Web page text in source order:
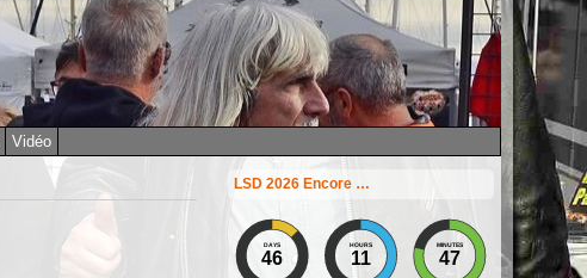
Vidéo
LSD 2026 Encore …
DAYS
46
HOURS
11
MINUTES
47